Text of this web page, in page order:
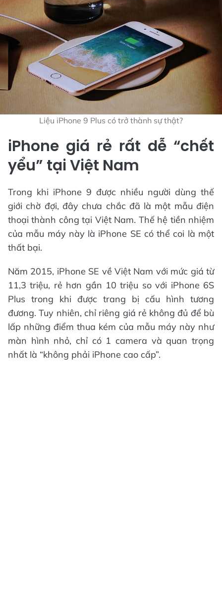
Liệu iPhone 9 Plus có trở thành sự thật?
iPhone giá rẻ rất dễ “chết
yểu” tại Việt Nam
Trong khi iPhone 9 được nhiều người dùng thế
giới chờ đợi, đây chưa chắc đã là một mẫu điện
thoại thành công tại Việt Nam. Thế hệ tiền nhiệm
của mẫu máy này là iPhone SE có thể coi là một
thất bại.
Năm 2015, iPhone SE về Việt Nam với mức giá từ
11,3 triệu, rẻ hơn gần 10 triệu so với iPhone 6S
Plus trong khi được trang bị cấu hình tương
đương. Tuy nhiên, chỉ riêng giá rẻ không đủ để bù
lấp những điểm thua kém của mẫu máy này như
màn hình nhỏ, chỉ có 1 camera và quan trọng
nhất là “không phải iPhone cao cấp”.